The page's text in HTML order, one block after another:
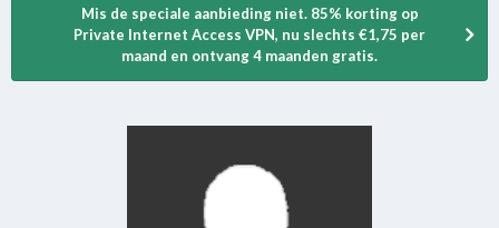
Mis de speciale aanbieding niet. 85% korting op
Private Internet Access VPN, nu slechts €1,75 per
maand en ontvang 4 maanden gratis.